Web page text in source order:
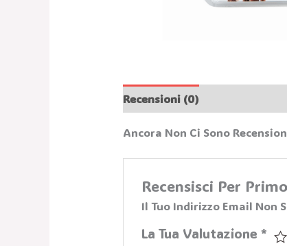
Recensioni (0)
Ancora Non Ci Sono
Recensisci Per
Il Tuo Indirizzo Email Non
La Tua Valutazione*